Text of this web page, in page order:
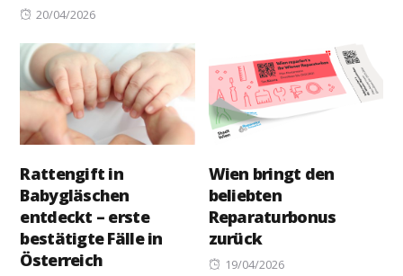
Posted
20/04/2026
Rattengift in
Babygläschen
entdeckt – erste
bestätigte Fälle in
Österreich
Wien bringt den
beliebten
Reparaturbonus
zurück
Posted
19/04/2026